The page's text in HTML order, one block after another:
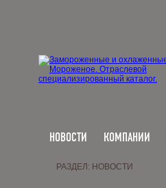
НОВОСТИ КОМПАНИИ
РАЗДЕЛ: НОВОСТИ